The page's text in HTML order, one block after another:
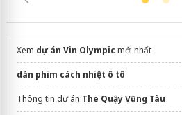
Xem dự án Vin Olympic mới nhất
dán phim cách nhiệt ô tô
Thông tin dự án The Quậy Vũng Tàu